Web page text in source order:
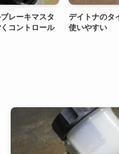
イトナのタイヤレバーが誰にでも
いやすい